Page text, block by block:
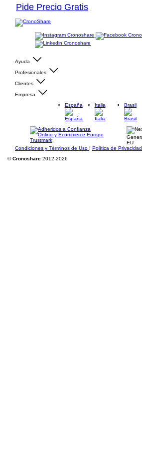
Pide Precio Gratis
Ayuda
Profesionales
Clientes
Empresa
España
Italia Brasil
Condiciones y Términos de Uso | Política de Privacidad
©Cronoshare 2012-2026